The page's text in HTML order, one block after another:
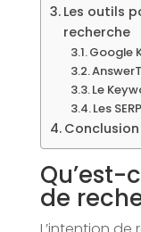
Les outils
recherche
Google
Le
Les
Conclusion
Qu’est-
de